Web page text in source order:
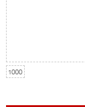
1000